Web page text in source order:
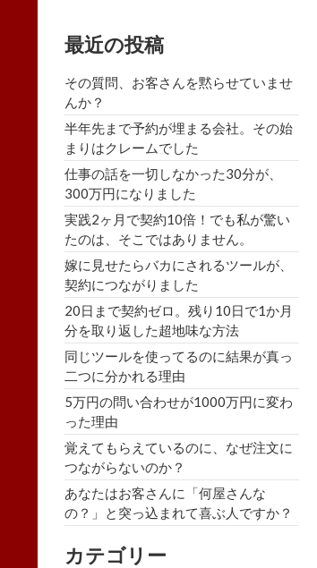
最近の投稿
その質問、お客さんを黙らせていませ
んか？
半年先まで予約が埋まる会社。その始
まりはクレームでした
仕事の話を一切しなかった30分が、
300万円になりました
実践2ヶ月で契約10倍！でも私が驚い
たのは、そこではありません。
嫁に見せたらバカにされるツールが、
契約につながりました
20日まで契約ゼロ。残り10日で1か月
分を取り返した超地味な方法
同じツールを使ってるのに結果が真っ
二つに分かれる理由
5万円の問い合わせが1000万円に変わ
った理由
覚えてもらえているのに、なぜ注文に
つながらないのか？
あなたはお客さんに「何屋さんな
の？」と突っ込まれて喜ぶ人ですか？
カテゴリー